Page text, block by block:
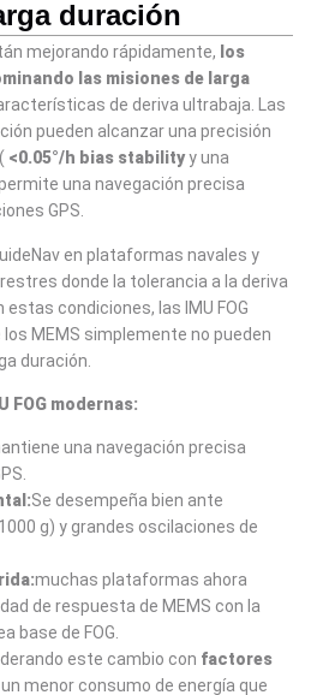
duración
mejorando rápidamente, los
las misiones de larga
de deriva ultrabaja. Las
pueden alcanzar una precisión
<0.05°/h bias stabilityy una
una navegación precisa
GPS.
en plataformas navales y
donde la tolerancia a la deriva
condiciones, las IMU FOG
MEMS simplemente no pueden
duración.
FOG modernas:
una navegación precisa
Se desempeña bien ante
g) y grandes oscilaciones de
muchas plataformas ahora
de respuesta de MEMS con la
base de FOG.
este cambio con factores
menor consumo de energía que